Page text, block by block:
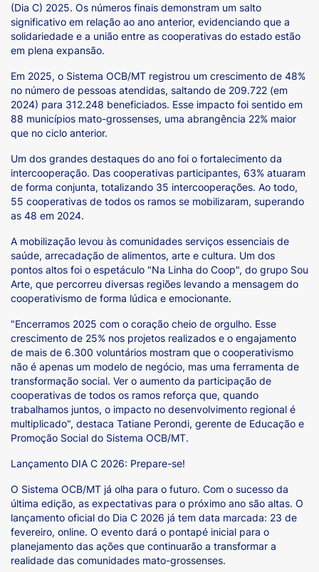
(Dia C) 2025. Os números finais demonstram um salto
significativo em relação ao ano anterior, evidenciando que a
solidariedade e a união entre as cooperativas do estado estão
em plena expansão.
Em 2025, o Sistema OCB/MT registrou um crescimento de 48%
no número de pessoas atendidas, saltando de 209.722 (em
2024) para 312.248 beneficiados. Esse impacto foi sentido em
88 municípios mato-grossenses, uma abrangência 22% maior
que no ciclo anterior.
Um dos grandes destaques do ano foi o fortalecimento da
intercooperação. Das cooperativas participantes, 63% atuaram
de forma conjunta, totalizando 35 intercooperações. Ao todo,
55 cooperativas de todos os ramos se mobilizaram, superando
as 48 em 2024.
A mobilização levou às comunidades serviços essenciais de
saúde, arrecadação de alimentos, arte e cultura. Um dos
pontos altos foi o espetáculo "Na Linha do Coop", do grupo Sou
Arte, que percorreu diversas regiões levando a mensagem do
cooperativismo de forma lúdica e emocionante.
"Encerramos 2025 com o coração cheio de orgulho. Esse
crescimento de 25% nos projetos realizados e o engajamento
de mais de 6.300 voluntários mostram que o cooperativismo
não é apenas um modelo de negócio, mas uma ferramenta de
transformação social. Ver o aumento da participação de
cooperativas de todos os ramos reforça que, quando
trabalhamos juntos, o impacto no desenvolvimento regional é
multiplicado", destaca Tatiane Perondi, gerente de Educação e
Promoção Social do Sistema OCB/MT.
Lançamento DIA C 2026: Prepare-se!
O Sistema OCB/MT já olha para o futuro. Com o sucesso da
última edição, as expectativas para o próximo ano são altas. O
lançamento oficial do Dia C 2026 já tem data marcada: 23 de
fevereiro, online. O evento dará o pontapé inicial para o
planejamento das ações que continuarão a transformar a
realidade das comunidades mato-grossenses.